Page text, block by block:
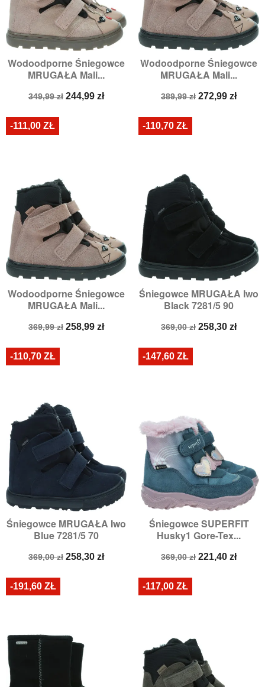
Wodoodporne Śniegowce
MRUGAŁA Mali...
Cena
349,99 zł Cena
244,99 zł
Wodoodporne Śniegowce
MRUGAŁA Mali...
Cena
389,99 zł Cena
272,99 zł
Wodoodporne Śniegowce
MRUGAŁA Mali...
Cena
369,99 zł Cena
258,99 zł
-111,00 ZŁ
Śniegowce MRUGAŁA Iwo
Black 7281/5 90
Cena
369,00 zł Cena
258,30 zł
-110,70 ZŁ
Śniegowce MRUGAŁA Iwo
Blue 7281/5 70
Cena
369,00 zł Cena
258,30 zł
-110,70 ZŁ
Śniegowce SUPERFIT
Husky1 Gore-Tex...
Cena
369,00 zł Cena
221,40 zł
-147,60 ZŁ
-191,60 ZŁ -117,00 ZŁ